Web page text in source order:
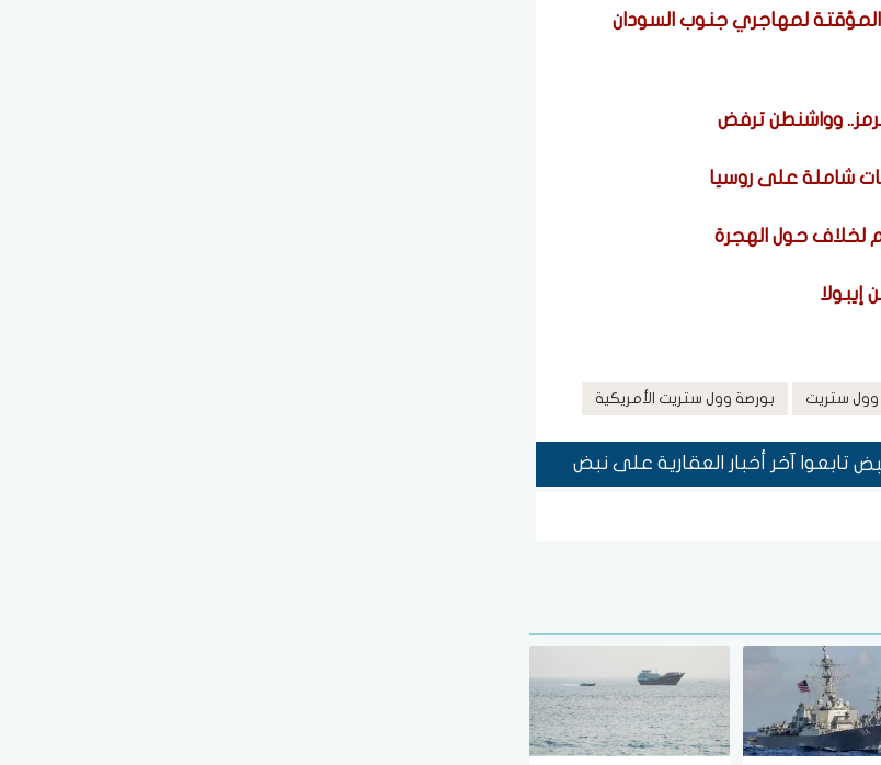
المؤقتة لمهاجري جنوب السودان
وواشنطن ترفض
شاملة على روسيا
لخلاف حول الهجرة
ستريت بورصة وول ستريت الأمريكية
تابعوا آخر أخبار العقارية على نبض